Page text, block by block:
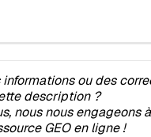
informations ou des
description ?
nous nous engageons
GEO en ligne !